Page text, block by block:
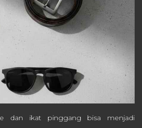
dan ikat pinggang bisa menjadi